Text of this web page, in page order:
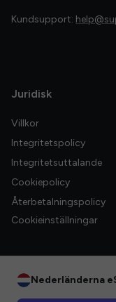
Kundsupport:
Juridisk
Villkor
Integritetspolicy
Integritetsuttalande
Cookiepolicy
Återbetalningspolicy
Cookieinställningar
Nederländerna